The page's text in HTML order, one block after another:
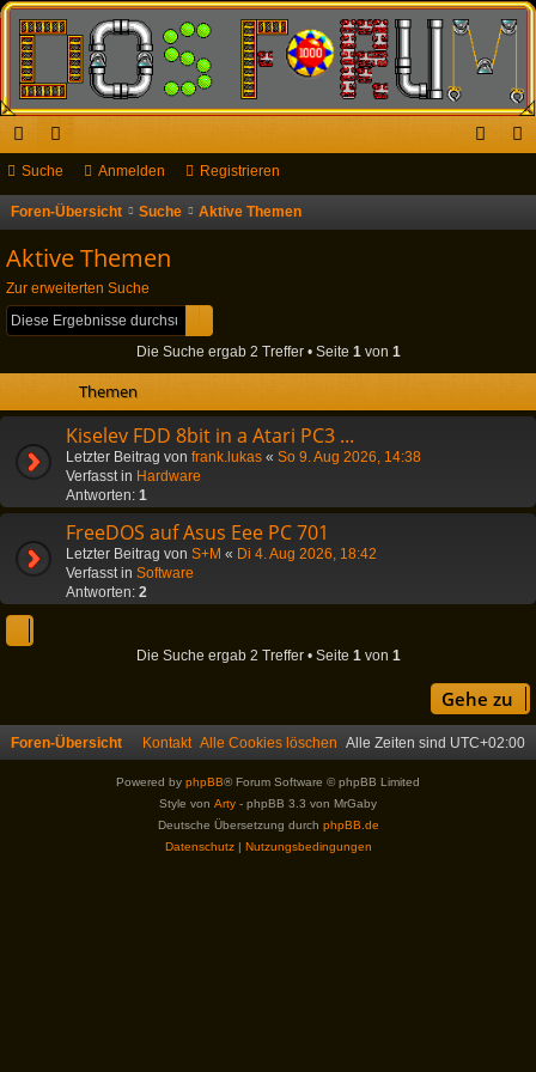
ch
ne
llz
ug
riff
or
en
Suche Anmelden Registrieren
Foren-Übersicht Suche Aktive Themen
Aktive Themen
Zur erweiterten Suche
Die Suche ergab 2 Treffer • Seite 1von 1
Themen
Kiselev FDD 8bit in a Atari PC3 ...
Letzter Beitrag von frank.lukas « So 9. Aug 2026, 14:38
Verfasst in Hardware
Antworten: 1
FreeDOS auf Asus Eee PC 701
Letzter Beitrag von S+M « Di 4. Aug 2026, 18:42
Verfasst in Software
Antworten: 2
Die Suche ergab 2 Treffer • Seite 1von 1
Gehe zu
Foren-Übersicht Alle Zeiten sind UTC+02:00
Alle Cookies löschen
Kontakt
Powered by phpBB® Forum Software © phpBB Limited
Style von Arty - phpBB 3.3 von MrGaby
Deutsche Übersetzung durch phpBB.de
Datenschutz| Nutzungsbedingungen